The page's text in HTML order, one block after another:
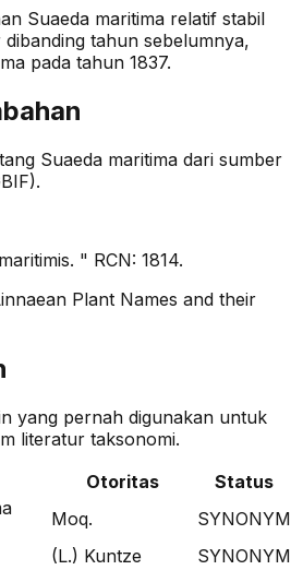
Suaeda maritima relatif stabil
tahun sebelumnya,
pada tahun 1837.
Suaeda maritima dari sumber
" RCN: 1814.
Plant Names and their
yang pernah digunakan untuk
literatur taksonomi.
Otoritas
Status
Moq.
SYNONYM
(L.) Kuntze
SYNONYM